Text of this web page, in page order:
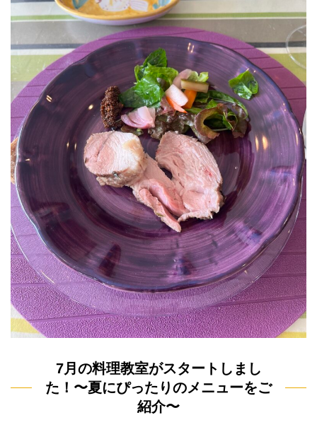
7月の料理教室がスタートしまし
た！〜夏にぴったりのメニューをご
紹介〜